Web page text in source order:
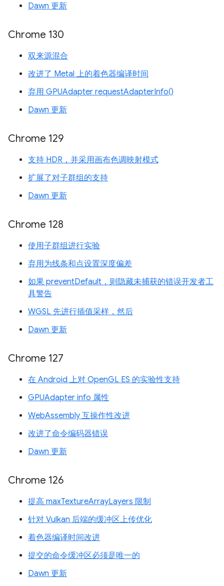
Dawn 更新
Chrome 130
双来源混合
改进了 Metal 上的着色器编译时间
弃用 GPUAdapter requestAdapterInfo()
Dawn 更新
Chrome 129
支持 HDR，并采用画布色调映射模式
扩展了对子群组的支持
Dawn 更新
Chrome 128
使用子群组进行实验
弃用为线条和点设置深度偏差
如果 preventDefault，则隐藏未捕获的错误开发者工
具警告
WGSL 先进行插值采样，然后
Dawn 更新
Chrome 127
在 Android 上对 OpenGL ES 的实验性支持
GPUAdapter info 属性
WebAssembly 互操作性改进
改进了命令编码器错误
Dawn 更新
Chrome 126
提高 maxTextureArrayLayers 限制
针对 Vulkan 后端的缓冲区上传优化
着色器编译时间改进
提交的命令缓冲区必须是唯一的
Dawn 更新